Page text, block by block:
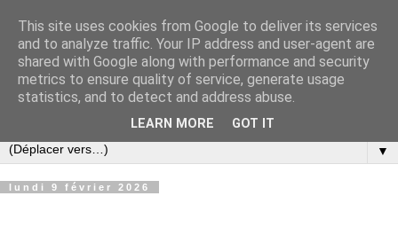
Croque-notes
Réflexions au fil du temps de Bertrand Hieaux sur la
politique, l'économie, la littérature et la musique
▼
lundi 9 février 2026
This site uses cookies from Google to deliver its services
and to analyze traffic. Your IP address and user-agent are
shared with Google along with performance and security
metrics to ensure quality of service, generate usage
statistics, and to detect and address abuse.
LEARN MORE GOT IT